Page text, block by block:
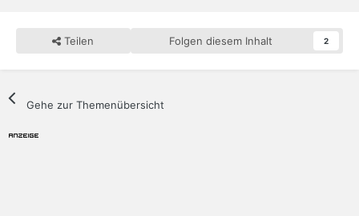
Teilen Folgen diesem Inhalt 2
Gehe zur Themenübersicht